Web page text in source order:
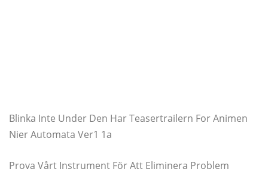
Blinka Inte Under Den Har Teasertrailern For Animen
Nier Automata Ver1 1a
Prova Vårt Instrument För Att Eliminera Problem